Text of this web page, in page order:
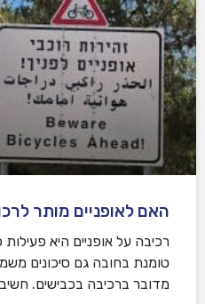
האם לאופניים מותר
רכיבה על אופניים היא
טומנת בחובה גם סיכונים
מדובר ברכיבה בכבישים.